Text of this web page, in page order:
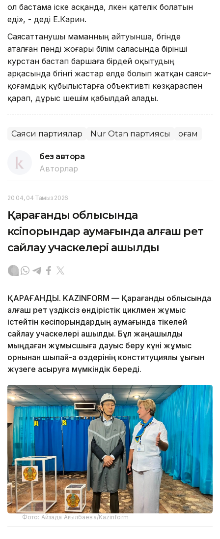
ол бастама іске асқанда, үлкен қателік болатын
еді», - деді Е.Карин.
Саясаттанушы маманның айтуынша, бүгінде
аталған пәнді жоғары білім саласында бірінші
курстан бастап баршаға бірдей оқытудың
арқасында бүгінгі жастар елде болып жатқан саяси-
қоғамдық құбылыстарға объективті көзқараспен
қарап, дұрыс шешім қабылдай алады.
Саяси партиялар Nur Otan партиясы Қоғам
без автора
Авторлар
20:04, 04 Тамыз 2026
Қарағанды облысында
кәсіпорындар аумағында алғаш рет
сайлау учаскелері ашылды
ҚАРАҒАНДЫ. KAZINFORM — Қарағанды облысында
алғаш рет үздіксіз өндірістік циклмен жұмыс
істейтін кәсіпорындардың аумағында тікелей
сайлау учаскелері ашылды. Бұл жаңашылдық
мыңдаған жұмысшыға дауыс беру күні жұмыс
орнынан шықпай-ақ өздерінің конституциялық құқығын
жүзеге асыруға мүмкіндік береді.
Фото: Айзада Ағылбаева/Kazinform